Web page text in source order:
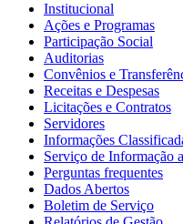
Institucional
Ações e Programas
Participação Social
Auditorias
Convênios e
Receitas e Despesas
Licitações e Contratos
Servidores
Informações
Serviço de Informação
Perguntas frequentes
Dados Abertos
Boletim de Serviço